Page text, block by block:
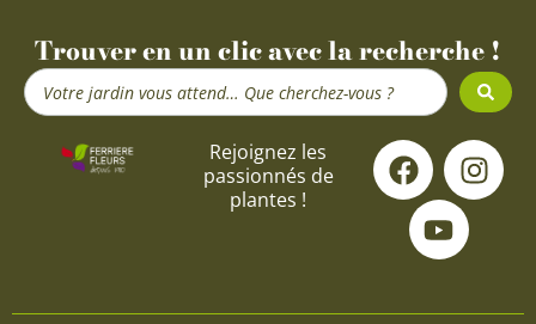
Trouver en un clic avec la recherche !
Search
...
Rejoignez les
passionnés de
plantes !
F
a
c
e
o
I
n
s
g
Y
o
u
t
u
b